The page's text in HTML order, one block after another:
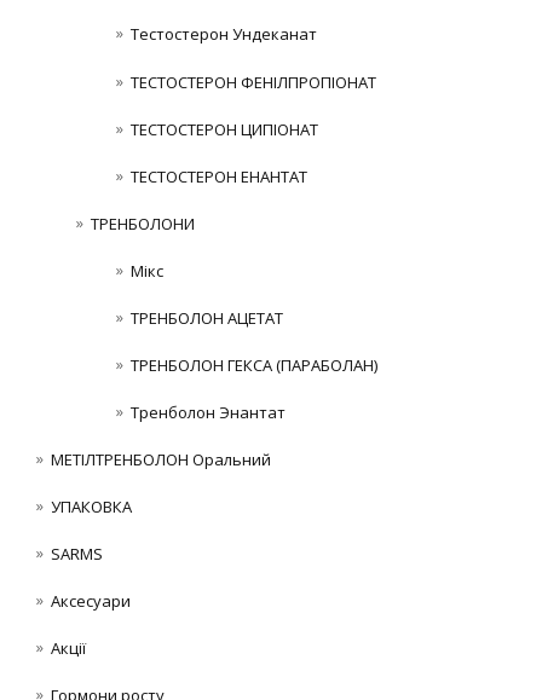
Тестостерон Ундеканат
ТЕСТОСТЕРОН ФЕНІЛПРОПІОНАТ
ТЕСТОСТЕРОН ЦИПІОНАТ
ТЕСТОСТЕРОН ЕНАНТАТ
ТРЕНБОЛОНИ
Мікс
ТРЕНБОЛОН АЦЕТАТ
ТРЕНБОЛОН ГЕКСА (ПАРАБОЛАН)
Тренболон Энантат
МЕТІЛТРЕНБОЛОН Оральний
УПАКОВКА
SARMS
Аксесуари
Акції
Гормони росту